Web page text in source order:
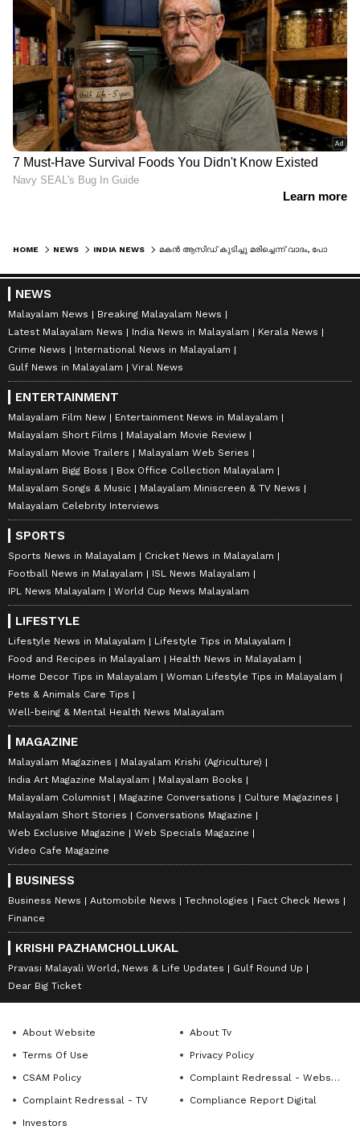
HOME NEWS INDIA NEWS
NEWS
Malayalam News
Breaking Malayalam News
Latest Malayalam News
India News in Malayalam
Kerala News
Crime News
International News in Malayalam
Gulf News in Malayalam
Viral News
ENTERTAINMENT
Malayalam Film New
Entertainment News in Malayalam
Malayalam Short Films
Malayalam Movie Review
Malayalam Movie Trailers
Malayalam Web Series
Malayalam Bigg Boss
Box Office Collection Malayalam
Malayalam Songs & Music
Malayalam Miniscreen & TV News
Malayalam Celebrity Interviews
SPORTS
Sports News in Malayalam
Cricket News in Malayalam
Football News in Malayalam
ISL News Malayalam
IPL News Malayalam
World Cup News Malayalam
LIFESTYLE
Lifestyle News in Malayalam
Lifestyle Tips in Malayalam
Food and Recipes in Malayalam
Health News in Malayalam
Home Decor Tips in Malayalam
Woman Lifestyle Tips in Malayalam
Pets & Animals Care Tips
Well-being & Mental Health News Malayalam
MAGAZINE
Malayalam Magazines
Malayalam Krishi (Agriculture)
India Art Magazine Malayalam
Malayalam Books
Malayalam Columnist
Magazine Conversations
Culture Magazines
Malayalam Short Stories
Conversations Magazine
Web Exclusive Magazine
Web Specials Magazine
Video Cafe Magazine
BUSINESS
Business News Automobile News Technologies
Fact Check News
Finance
KRISHI PAZHAMCHOLLUKAL
Pravasi Malayali World, News & Life Updates
Gulf Round Up
Dear Big Ticket
About Website
About Tv
Terms Of Use
Privacy Policy
CSAM Policy
Complaint Redressal - Website
Complaint Redressal - TV
Compliance Report Digital
Investors